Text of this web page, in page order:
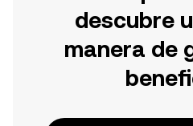
descubre
manera de